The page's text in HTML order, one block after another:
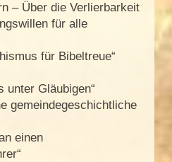
– Über die Verlierbarkeit
für alle
für Bibeltreue“
unter Gläubigen“
gemeindegeschichtliche
einen